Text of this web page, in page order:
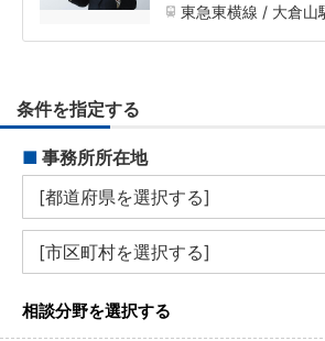
東急東横線 / 大倉山
条件を指定する
■ 事務所所在地
相談分野を選択する